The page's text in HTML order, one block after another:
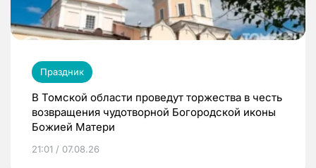
Праздник
В Томской области проведут торжества в честь
возвращения чудотворной Богородской иконы
Божией Матери
21:01 / 07.08.26